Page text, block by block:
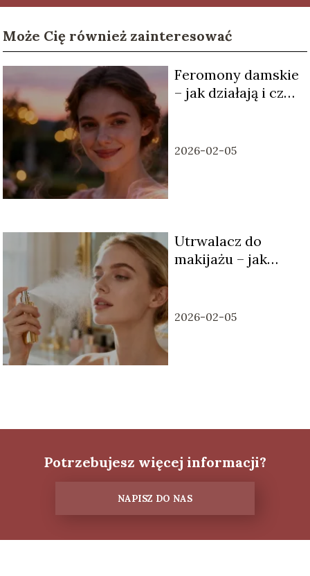
Może Cię również zainteresować
Feromony damskie
– jak działają i czy
2026-02-05
Utrwalacz do
makijażu – jak
2026-02-05
Potrzebujesz więcej informacji?
NAPISZ DO NAS